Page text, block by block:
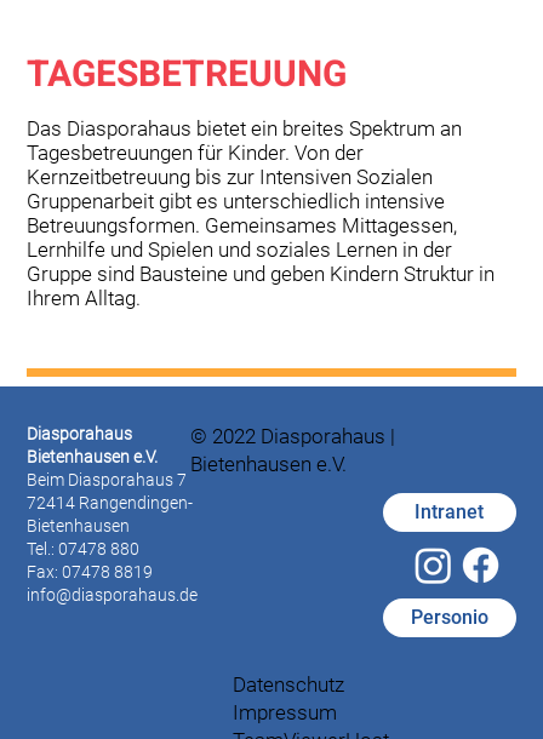
TAGESBETREUUNG
Das Diasporahaus bietet ein breites Spektrum an
Tagesbetreuungen für Kinder. Von der
Kernzeitbetreuung bis zur Intensiven Sozialen
Gruppenarbeit gibt es unterschiedlich intensive
Betreuungsformen. Gemeinsames Mittagessen,
Lernhilfe und Spielen und soziales Lernen in der
Gruppe sind Bausteine und geben Kindern Struktur in
Ihrem Alltag.
Diasporahaus
Bietenhausen e.V.
Beim Diasporahaus 7
72414 Rangendingen-
Bietenhausen
Tel.: 07478 880
Fax: 07478 8819
info@diasporahaus.de
© 2022 Diasporahaus |
Bietenhausen e.V.
Intranet
Personio
Datenschutz
Impressum